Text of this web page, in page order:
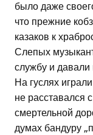
было даже
что прежние
казаков к
Слепых
службу и
На гуслях
не расставался
смертельной
думах бандуру